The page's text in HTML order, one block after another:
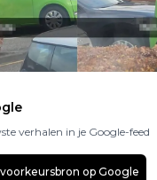
verhalen in je Google-feed
op Google